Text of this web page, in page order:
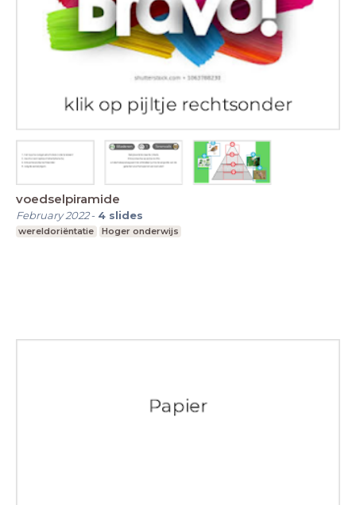
voedselpiramide
February 2022- 4 slides
wereldoriëntatie Hoger onderwijs